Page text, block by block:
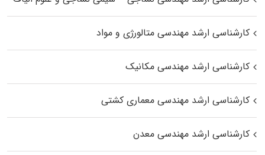
کارشناسی ارشد مهندسی متالورژی و مواد
کارشناسی ارشد مهندسی مکانیک
کارشناسی ارشد مهندسی معماری کشتی
کارشناسی ارشد مهندسی معدن